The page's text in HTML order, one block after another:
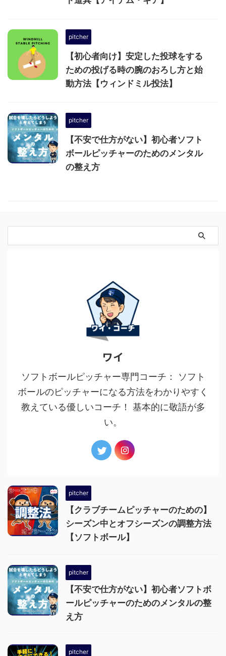
pitcher
【初心者向け】安定した投球をする
ための投げる時の腕のおろし方と始
動方法【ウィンドミル投法】
pitcher
【不安で仕方がない】初心者ソフト
ボールピッチャーのためのメンタル
の整え方
ワイ
ソフトボールピッチャー専門コーチ： ソフト
ボールのピッチャーになる方法をわかりやすく
教えている優しいコーチ！ 基本的に敬語が多
い。
pitcher
【クラブチームピッチャーのための】
シーズン中とオフシーズンの調整方法
【ソフトボール】
pitcher
【不安で仕方がない】初心者ソフトボ
ールピッチャーのためのメンタルの整
え方
pitcher